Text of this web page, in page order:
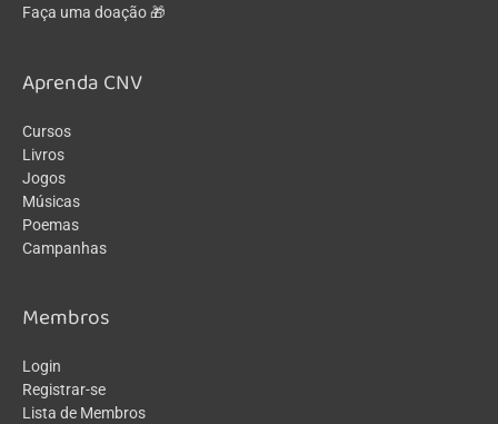
Faça uma doação 🎁
Aprenda CNV
Cursos
Livros
Jogos
Músicas
Poemas
Campanhas
Membros
Login
Registrar-se
Lista de Membros